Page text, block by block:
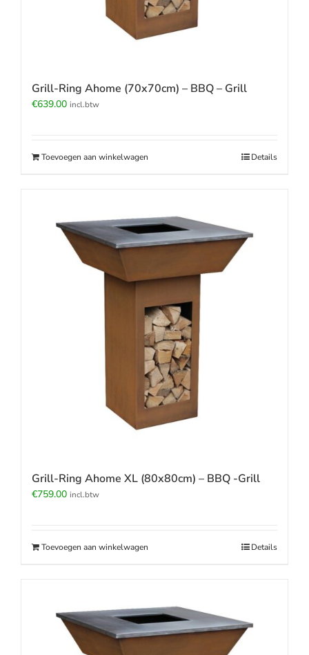
Grill-Ring Ahome (70x70cm) – BBQ – Grill
€639.00 incl.btw
Toevoegen aan winkelwagen Details
Grill-Ring Ahome XL (80x80cm) – BBQ -Grill
€759.00 incl.btw
Toevoegen aan winkelwagen Details